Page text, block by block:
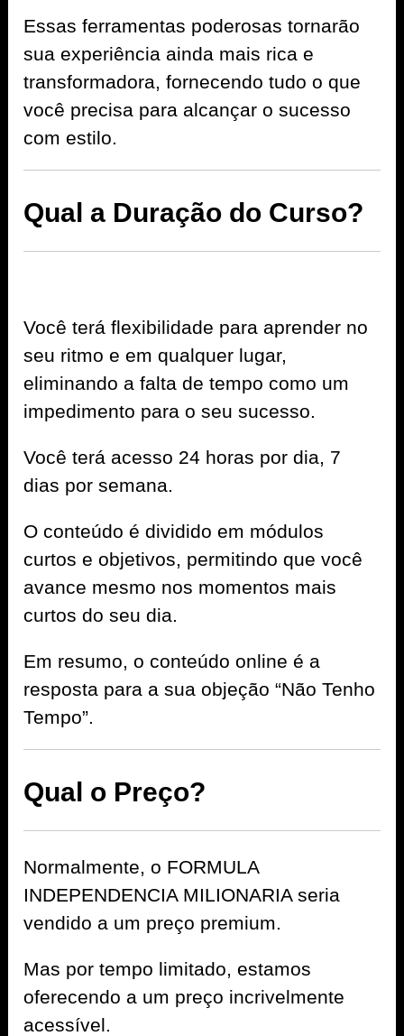
Essas ferramentas poderosas tornarão
sua experiência ainda mais rica e
transformadora, fornecendo tudo o que
você precisa para alcançar o sucesso
com estilo.
Qual a Duração do Curso?
Você terá flexibilidade para aprender no
seu ritmo e em qualquer lugar,
eliminando a falta de tempo como um
impedimento para o seu sucesso.
Você terá acesso 24 horas por dia, 7
dias por semana.
O conteúdo é dividido em módulos
curtos e objetivos, permitindo que você
avance mesmo nos momentos mais
curtos do seu dia.
Em resumo, o conteúdo online é a
resposta para a sua objeção “Não Tenho
Tempo”.
Qual o Preço?
Normalmente, o FORMULA
INDEPENDENCIA MILIONARIA seria
vendido a um preço premium.
Mas por tempo limitado, estamos
oferecendo a um preço incrivelmente
acessível.